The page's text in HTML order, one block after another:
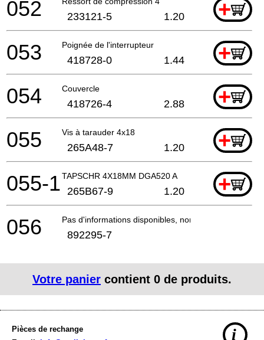
+
052 233121-5 1.20
Poignée de l'interrupteur +
053 418728-0 1.44
Couvercle +
054 418726-4 2.88
Vis à tarauder 4x18 +
055 265A48-7 1.20
TAPSCHR 4X18MM DGA520 A +
055-1 265B67-9 1.20
Pas d'informations disponibles, non commandable
056 892295-7
Votre panier contient 0 de produits.
Pièces de rechange
i